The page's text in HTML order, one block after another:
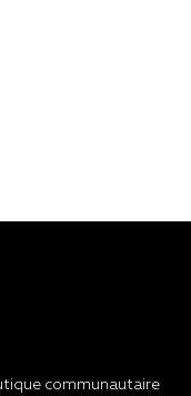
communautaire